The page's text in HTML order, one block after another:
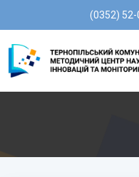
(0352) 52-